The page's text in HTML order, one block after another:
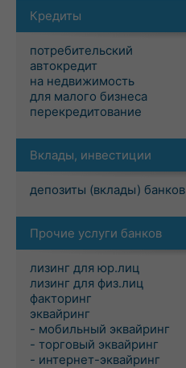
Кредиты
потребительский
автокредит
на недвижимость
для малого бизнеса
перекредитование
Вклады, инвестиции
депозиты (вклады) банков
Прочие услуги банков
лизинг для юр.лиц
лизинг для физ.лиц
факторинг
эквайринг
- мобильный эквайринг
- торговый эквайринг
- интернет-эквайринг